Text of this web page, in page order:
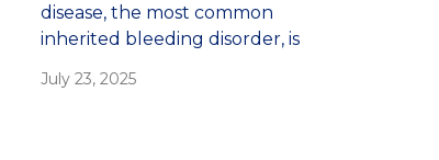
disease, the most common
inherited bleeding disorder, is
defect in the von Willebrand
July 23, 2025